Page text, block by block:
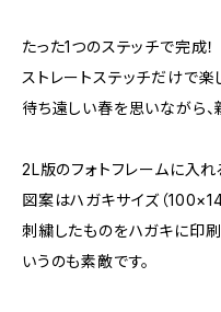
たった1つのステッチで完成！
ストレートステッチだけで
待ち遠しい春を思いながら、
2L版のフォトフレームに入れ
図案はハガキサイズ（
刺繍したものをハガキに印
いうのも素敵です。